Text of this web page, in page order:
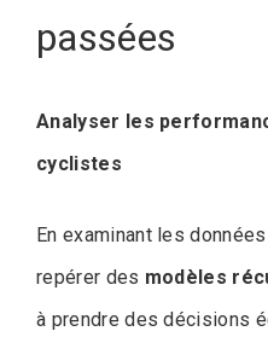
passées
Analyser les
cyclistes
En examinant les
repérer des modèles
à prendre des décisions